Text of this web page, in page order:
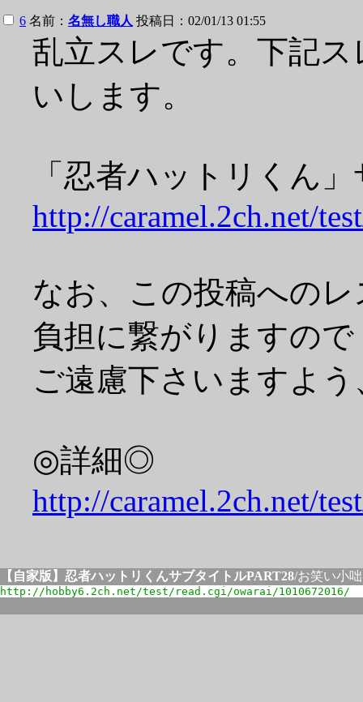
6 名前： 名無し職人 投稿日：02/01/13 01:55
乱立スレです。下記
いします。
「忍者ハットリくん
http://caramel.2ch.net/
なお、この投稿への
負担に繋がりますので
ご遠慮下さいますよ
◎詳細◎
http://caramel.2ch.net/
【自家版】忍者ハットリくんサブタイトルPART28/お笑い小
http://hobby6.2ch.net/test/read.cgi/owarai/1010672016/